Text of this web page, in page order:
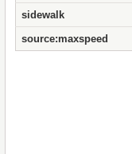
sidewalk
source:maxspeed